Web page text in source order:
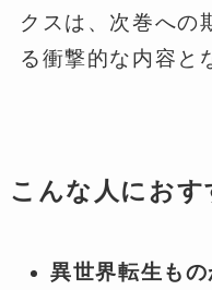
クスは、次巻への
る衝撃的な内容と
こんな人におす
異世界転生もの